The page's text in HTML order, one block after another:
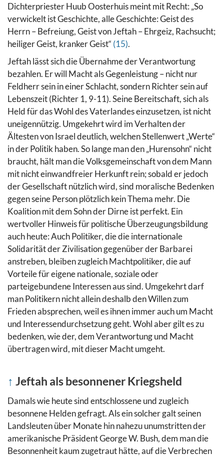
Dichterpriester Huub Oosterhuis meint mit Recht: „So
verwickelt ist Geschichte, alle Geschichte: Geist des
Herrn – Befreiung, Geist von Jeftah – Ehrgeiz, Rachsucht;
heiliger Geist, kranker Geist“ (15).
Jeftah lässt sich die Übernahme der Verantwortung
bezahlen. Er will Macht als Gegenleistung – nicht nur
Feldherr sein in einer Schlacht, sondern Richter sein auf
Lebenszeit (Richter 1, 9-11). Seine Bereitschaft, sich als
Held für das Wohl des Vaterlandes einzusetzen, ist nicht
uneigennützig. Umgekehrt wird im Verhalten der
Ältesten von Israel deutlich, welchen Stellenwert „Werte“
in der Politik haben. So lange man den „Hurensohn“ nicht
braucht, hält man die Volksgemeinschaft von dem Mann
mit nicht einwandfreier Herkunft rein; sobald er jedoch
der Gesellschaft nützlich wird, sind moralische Bedenken
gegen seine Person plötzlich kein Thema mehr. Die
Koalition mit dem Sohn der Dirne ist perfekt. Ein
wertvoller Hinweis für politische Überzeugungsbildung
auch heute: Auch Politiker, die die internationale
Solidarität der Zivilisation gegenüber der Barbarei
anstreben, bleiben zugleich Machtpolitiker, die auf
Vorteile für eigene nationale, soziale oder
parteigebundene Interessen aus sind. Umgekehrt darf
man Politikern nicht allein deshalb den Willen zum
Frieden absprechen, weil es ihnen immer auch um Macht
und Interessendurchsetzung geht. Wohl aber gilt es zu
bedenken, wie der, dem Verantwortung und Macht
übertragen wird, mit dieser Macht umgeht.
↑ Jeftah als besonnener Kriegsheld
Damals wie heute sind entschlossene und zugleich
besonnene Helden gefragt.Als ein solcher galt seinen
Landsleuten über Monate hin nahezu unumstritten der
amerikanische Präsident George W. Bush, dem man die
Besonnenheit kaum zugetraut hätte, auf die Verbrechen